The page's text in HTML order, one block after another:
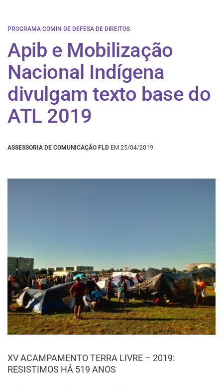
PROGRAMA COMIN DE DEFESA DE DIREITOS
Apib e Mobilização
Nacional Indígena
divulgam texto base do
ATL 2019
ASSESSORIA DE COMUNICAÇÃO FLD EM 25/04/2019
XV ACAMPAMENTO TERRA LIVRE – 2019:
RESISTIMOS HÁ 519 ANOS